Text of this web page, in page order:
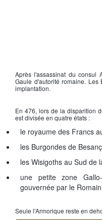
Après l'assassinat du consul
Gaule d'autorité romaine. Les
implantation.
En 476, lors de la disparition
est divisée en quatre états :
le royaume des Francs
les Burgondes de
les Wisigoths au Sud de
une petite zone
gouvernée par le Romain
Seule l'Armorique reste en